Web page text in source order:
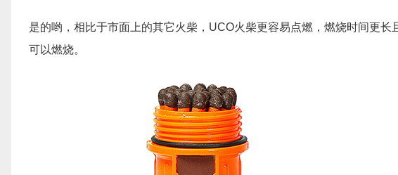
是的哟，相比于市面上的其它火柴，UCO火柴更容易点燃，燃烧时间更
可以燃烧。